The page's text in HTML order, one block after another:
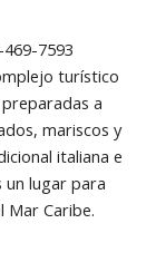
7593
turístico
a
mariscos y
italiana e
un lugar para
Mar Caribe.